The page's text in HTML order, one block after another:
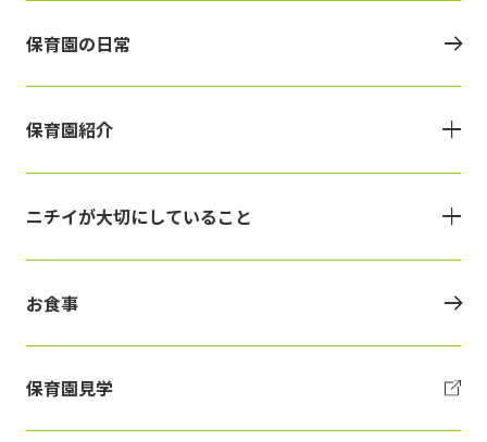
保育園の日常
保育園紹介
ニチイが大切にしていること
お食事
保育園見学